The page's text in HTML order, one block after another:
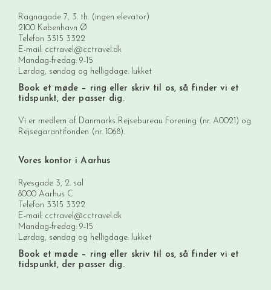
Ragnagade 7, 3. th. (ingen elevator)
2100 København Ø
Telefon 3315 3322
E-mail: cctravel@cctravel.dk
Mandag-fredag: 9-15
Lørdag, søndag og helligdage: lukket
Book et møde – ring eller skriv til os, så finder vi et
tidspunkt, der passer dig.
Vi er medlem af Danmarks Rejsebureau Forening (nr. A0021) og
Rejsegarantifonden (nr. 1068).
Vores kontor i Aarhus
Ryesgade 3, 2. sal
8000 Aarhus C
Telefon 3315 3322
E-mail: cctravel@cctravel.dk
Mandag-fredag: 9-15
Lørdag, søndag og helligdage: lukket
Book et møde – ring eller skriv til os, så finder vi et
tidspunkt, der passer dig.